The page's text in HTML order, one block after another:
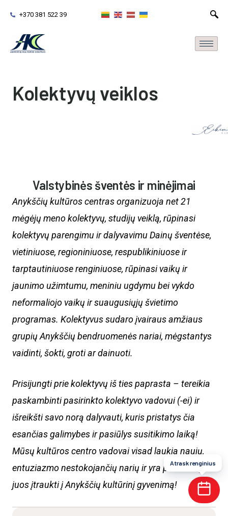
+370 381 522 39
Kolektyvų veiklos
Valstybinės šventės ir minėjimai
Anykščių kultūros centras organizuoja net 21
mėgėjų meno kolektyvų, studijų veiklą, rūpinasi
kolektyvų parengimu ir dalyvavimu Dainų šventėse,
vietiniuose, regioniniuose, respublikiniuose ir
tarptautiniuose renginiuose, rūpinasi vaikų ir
jaunimo užimtumu, meniniu ugdymu bei vykdo
neformaliojo vaikų ir suaugusiųjų švietimo
programas. Kolektyvus sudaro įvairaus amžiaus
grupių Anykščių bendruomenės nariai, mėgstantys
vaidinti, šokti, groti ar dainuoti.
Prisijungti prie kolektyvų iš ties paprasta – tereikia
paskambinti pasirinkto kolektyvo vadovui (-ei) ir
išreikšti savo norą dalyvauti, kuris pristatys čia
esančias galimybes ir pasiūlys susitikimo laiką!
Mūsų kultūros centro vadovai visad laukia naujų,
entuziazmo nestokojančių narių ir yra pasiruošę
juos įtraukti į Anykščių kultūrinį gyvenimą!
Atrask renginius